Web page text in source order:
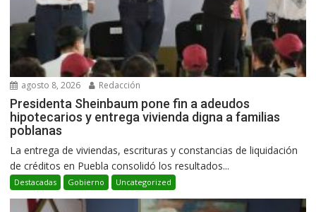
agosto 8, 2026 Redacción
Presidenta Sheinbaum pone fin a adeudos
hipotecarios y entrega vivienda digna a familias
poblanas
La entrega de viviendas, escrituras y constancias de liquidación
de créditos en Puebla consolidó los resultados...
Destacadas Gobierno Uncategorized